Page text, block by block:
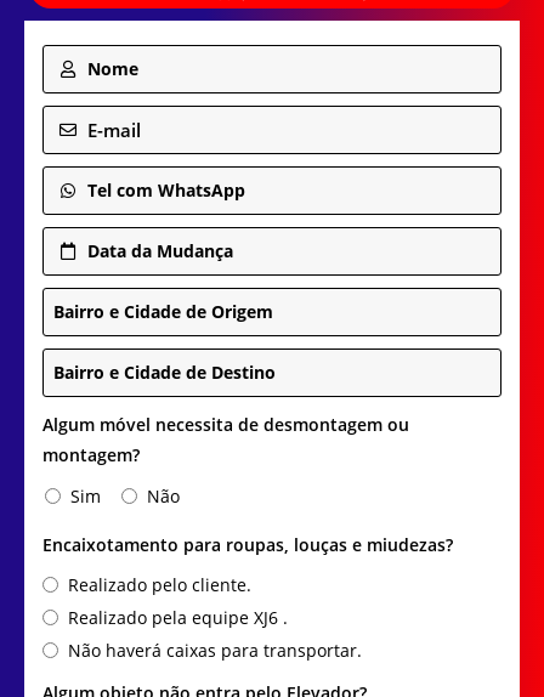
Nome
E-mail
Tel com WhatsApp
Data da Mudança
Bairro e Cidade de Origem
Bairro e Cidade de Destino
Algum móvel necessita de desmontagem ou
montagem?
Sim
Não
Encaixotamento para roupas, louças e miudezas?
Realizado pelo cliente.
Realizado pela equipe XJ6 .
Não haverá caixas para transportar.